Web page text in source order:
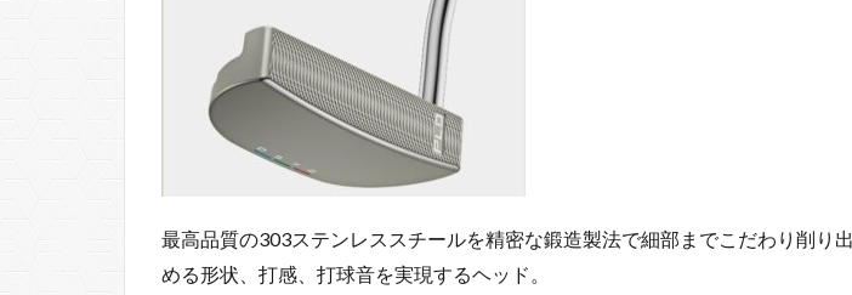
最高品質の303ステンレススチールを精密な鍛造製法で細部までこだわり削り
める形状、打感、打球音を実現するヘッド。